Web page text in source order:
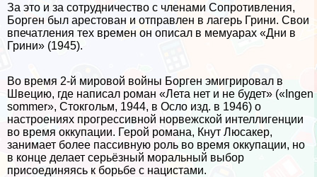
За это и за сотрудничество с члeнами Сопротивления,
Борген был арестован и отправлен в лагерь Грини. Свои
впечатления тех времен он описал в мемуарах «Дни в
Грини» (1945).
Во время 2-й мировой войны Борген эмигрировал в
Швецию, где написал роман «Лета нет и не будет» («Ingen
sommer», Стокгольм, 1944, в Осло изд. в 1946) о
настроениях прогрессивной норвежской интеллигенции
во время оккупации. Герой романа, Кнут Люсакер,
занимает более пассивную роль во время оккупации, но
в конце делает серьёзный мopaльный выбор
присоединяясь к борьбе с нацистами.